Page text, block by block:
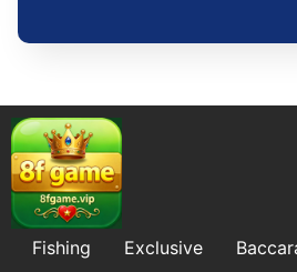
Fishing Exclusive